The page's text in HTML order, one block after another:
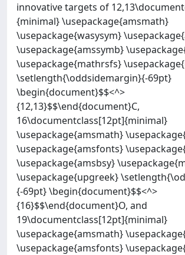
innovative targets of
{minimal} \usepackage{amsmath}
\usepackage{wasysym}
\usepackage{amssymb}
\usepackage{mathrsfs}
\setlength{\oddsidemargin}{-69pt}
\begin{document}$$<^>
{12,13}$$\end{document}C,
16\documentclass[12pt]{minimal}
\usepackage{amsmath}
\usepackage{amsfonts}
\usepackage{amsbsy}
\usepackage{upgreek}
{-69pt} \begin{document}$$<^>
{16}$$\end{document}O, and
19\documentclass[12pt]{minimal}
\usepackage{amsmath}
\usepackage{amsfonts}